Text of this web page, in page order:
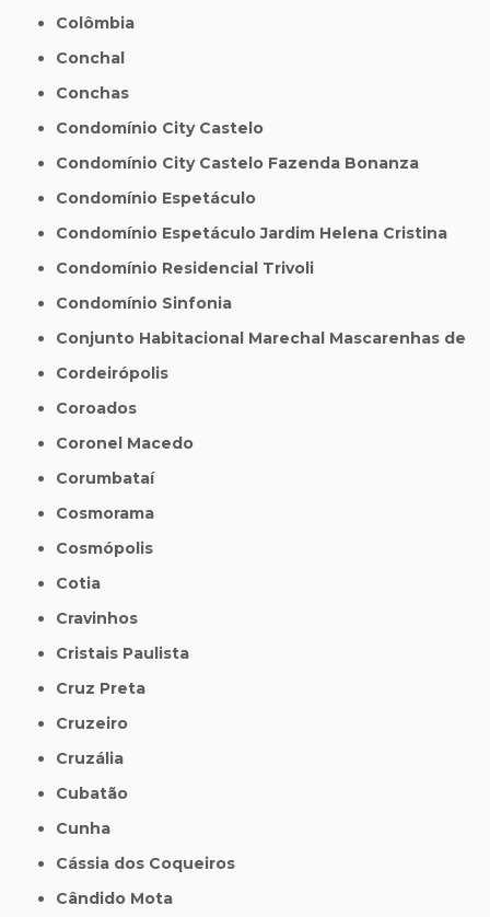
Colômbia
Conchal
Conchas
Condomínio City Castelo
Condomínio City Castelo Fazenda Bonanza
Condomínio Espetáculo
Condomínio Espetáculo Jardim Helena Cristina
Condomínio Residencial Trivoli
Condomínio Sinfonia
Conjunto Habitacional Marechal Mascarenhas de
Cordeirópolis
Coroados
Coronel Macedo
Corumbataí
Cosmorama
Cosmópolis
Cotia
Cravinhos
Cristais Paulista
Cruz Preta
Cruzeiro
Cruzália
Cubatão
Cunha
Cássia dos Coqueiros
Cândido Mota